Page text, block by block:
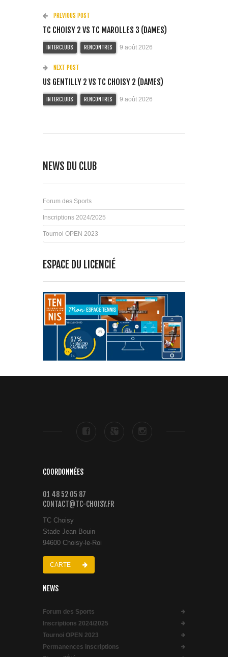
PREVIOUS POST
TC CHOISY 2 VS TC MAROLLES 3 (DAMES)
INTERCLUBS RENCONTRES 9 août 2026
NEXT POST
US GENTILLY 2 VS TC CHOISY 2 (DAMES)
INTERCLUBS RENCONTRES 9 août 2026
NEWS DU CLUB
Forum des Sports
Inscriptions 2024/2025
Tournoi OPEN 2023
ESPACE DU LICENCIÉ
COORDONNÉES
01 48 52 05 87
CONTACT@TC-CHOISY.FR
TC Choisy
Stade Jean Bouin
94600 Choisy-le-Roi
CARTE
NEWS
Forum des Sports
Inscriptions 2024/2025
Tournoi OPEN 2023
Permanences inscriptions